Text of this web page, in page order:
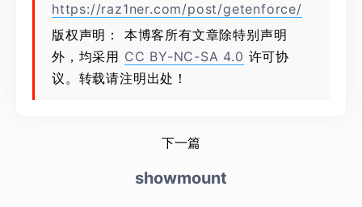
https://raz1ner.com/post/getenforce/
版权声明： 本博客所有文章除特别声明
外，均采用 CC BY-NC-SA 4.0 许可协
议。转载请注明出处！
下一篇
showmount